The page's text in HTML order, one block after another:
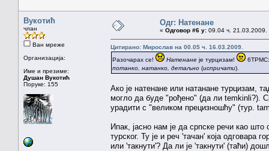
Вукотић
члан
Ван мреже
Организација:
Име и презиме:
Душан Вукотић
Поруке: 155
Одг: Натенане
« Одговор #6 у: 09.04 ч. 21.03.2009.
Цитирано: Мирослав на 00.05 ч. 16.03.2009.
Разочарах се!
Натенане је турцизам!
потанко, натанко, детаљно (испричати).
Ако је натенане или натанане турцизам,
могло да буде "рођено" (да ли temkinli?).
урадити с "великом прецизношћу" (тур.
Ипак, јасно нам је да српске речи као што
турског. Ту је и реч 'тачан' која одговара
или 'такнути'? Да ли је 'такнути' (таћи)